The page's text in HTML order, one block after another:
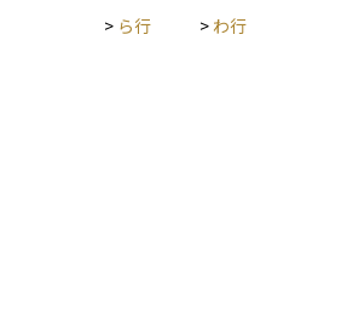
> ら行 > わ行